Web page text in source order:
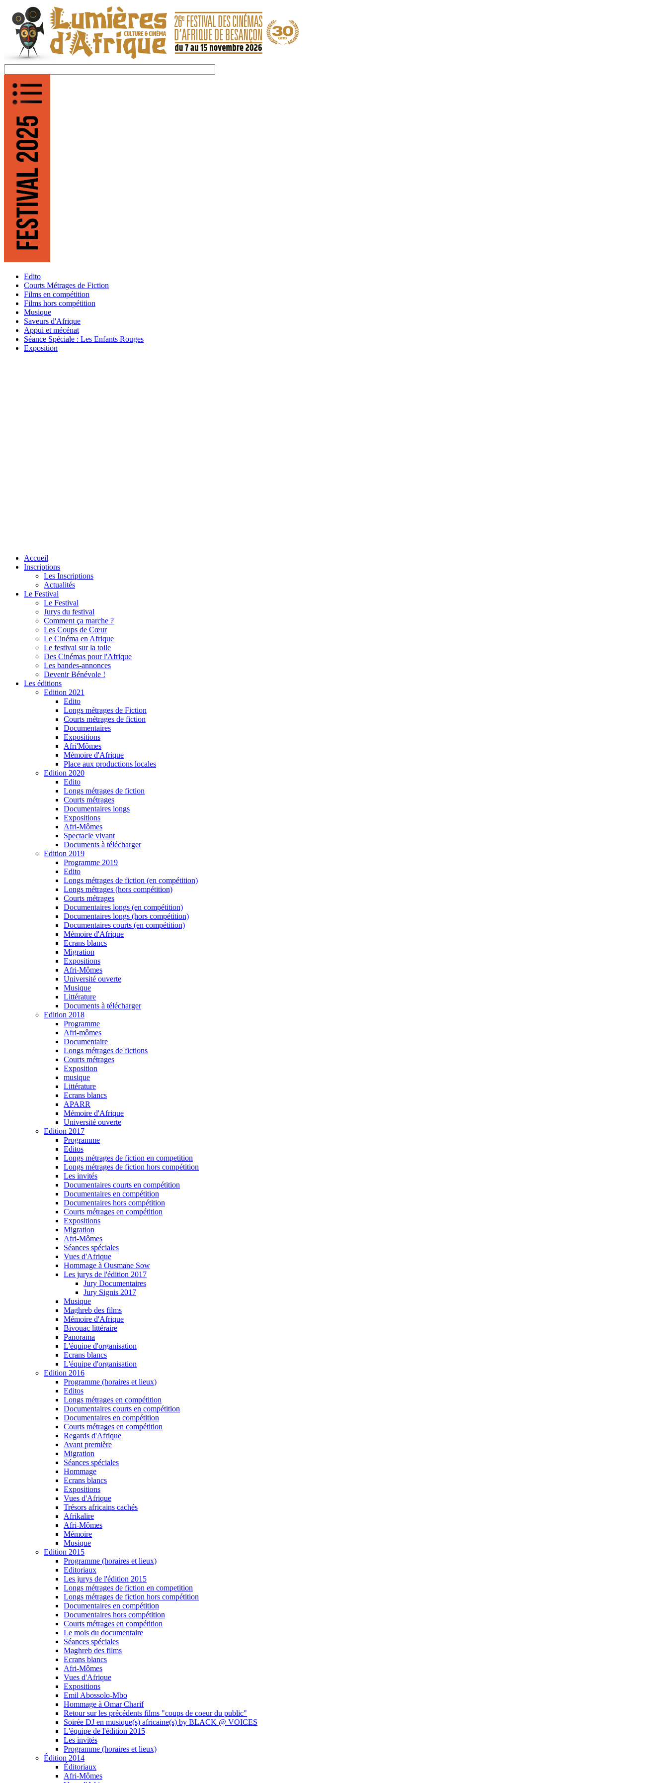
Edito
Courts Métrages de Fiction
Films en compétition
Films hors compétition
Musique
Saveurs d'Afrique
Appui et mécénat
Séance Spéciale : Les Enfants Rouges
Exposition
Accueil
Inscriptions
Les Inscriptions
Actualités
Le Festival
Le Festival
Jurys du festival
Comment ça marche ?
Les Coups de Cœur
Le Cinéma en Afrique
Le festival sur la toile
Des Cinémas pour l'Afrique
Les bandes-annonces
Devenir Bénévole !
Les éditions
Edition 2021
Edito
Longs métrages de Fiction
Courts métrages de fiction
Documentaires
Expositions
Afri'Mômes
Mémoire d'Afrique
Place aux productions locales
Edition 2020
Edito
Longs métrages de fiction
Courts métrages
Documentaires longs
Expositions
Afri-Mômes
Spectacle vivant
Documents à télécharger
Edition 2019
Programme 2019
Edito
Longs métrages de fiction (en compétition)
Longs métrages (hors compétition)
Courts métrages
Documentaires longs (en compétition)
Documentaires longs (hors compétition)
Documentaires courts (en compétition)
Mémoire d'Afrique
Ecrans blancs
Migration
Expositions
Afri-Mômes
Université ouverte
Musique
Littérature
Documents à télécharger
Edition 2018
Programme
Afri-mômes
Documentaire
Longs métrages de fictions
Courts métrages
Exposition
musique
Littérature
Ecrans blancs
APARR
Mémoire d'Afrique
Université ouverte
Edition 2017
Programme
Editos
Longs métrages de fiction en competition
Longs métrages de fiction hors compétition
Les invités
Documentaires courts en compétition
Documentaires en compétition
Documentaires hors compétition
Courts métrages en compétition
Expositions
Migration
Afri-Mômes
Séances spéciales
Vues d'Afrique
Hommage à Ousmane Sow
Les jurys de l'édition 2017
Jury Documentaires
Jury Signis 2017
Musique
Maghreb des films
Mémoire d'Afrique
Bivouac littéraire
Panorama
L'équipe d'organisation
Ecrans blancs
L'équipe d'organisation
Edition 2016
Programme (horaires et lieux)
Editos
Longs métrages en compétition
Documentaires courts en compétition
Documentaires en compétition
Courts métrages en compétition
Regards d'Afrique
Avant première
Migration
Séances spéciales
Hommage
Ecrans blancs
Expositions
Vues d'Afrique
Trésors africains cachés
Afrikalire
Afri-Mômes
Mémoire
Musique
Edition 2015
Programme (horaires et lieux)
Editoriaux
Les jurys de l'édition 2015
Longs métrages de fiction en competition
Longs métrages de fiction hors compétition
Documentaires en compétition
Documentaires hors compétition
Courts métrages en compétition
Le mois du documentaire
Séances spéciales
Maghreb des films
Ecrans blancs
Afri-Mômes
Vues d'Afrique
Expositions
Emil Abossolo-Mbo
Hommage à Omar Charif
Retour sur les précédents films "coups de coeur du public"
Soirée DJ en musique(s) africaine(s) by BLACK @ VOICES
L'équipe de l'édition 2015
Les invités
Programme (horaires et lieux)
Édition 2014
Éditoriaux
Afri-Mômes